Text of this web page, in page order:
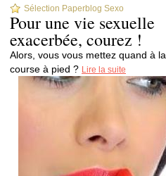
Sélection Paperblog Sexo
Pour une vie sexuelle
exacerbée, courez !
Alors, vous vous mettez quand à la
course à pied ? Lire la suite